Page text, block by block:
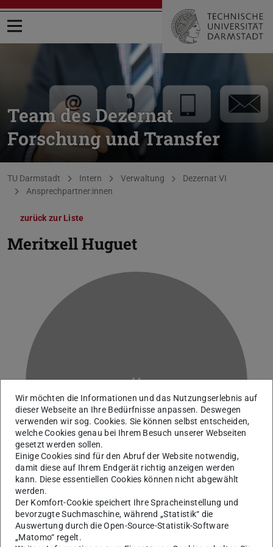
Menü öffnen
Team des Dezernat
Forschung und Transfer
Sie befinden sich hier:
TU Darmstadt Intern Verwaltung
Dezernat VI
Ansprechpartner:innen
zurück zur Liste
Meritxell Huguet
H
Forschungsförderung
Wir möchten die Informationen und das Nutzungserlebnis auf
dieser Webseite an Ihre Bedürfnisse anpassen. Deswegen
verwenden wir sog. Cookies. Sie können selbst entscheiden,
welche Cookies genau bei Ihrem Besuch unserer Webseiten
gesetzt werden sollen.
Einige Cookies sind für den Abruf der Website notwendig,
damit diese auf Ihrem Endgerät richtig anzeigen werden
kann. Diese essentiellen Cookies können nicht abgewählt
werden.
Der Komfort-Cookie speichert Ihre Spracheinstellung und
bevorzugte Suchmaschine, während „Statistik“ die
Auswertung durch die Open-Source-Statistik-Software
„Matomo“ regelt.